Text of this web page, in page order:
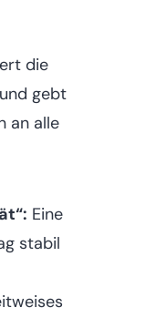
die
gebt
an alle
Eine
stabil